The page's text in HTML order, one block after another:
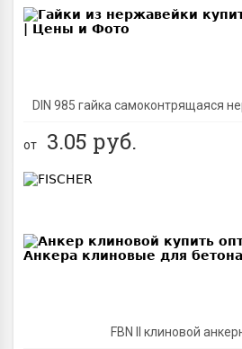
DIN 985 гайка самоконтрящаяся
от 3.05 руб.
FBN II клиновой